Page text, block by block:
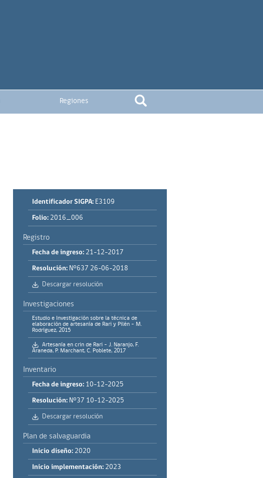
Regiones
Identificador SIGPA:E3109
Folio:2016_006
Registro
Fecha de ingreso:21-12-2017
Resolución:N°637 26-06-2018
Descargar resolución
Investigaciones
Estudio e Investigación sobre la técnica de
elaboración de artesanía de Rari y Pilén - M.
Rodríguez, 2015
Artesanía en crin de Rari - J. Naranjo, F.
Araneda, P. Marchant, C. Poblete, 2017
Inventario
Fecha de ingreso:10-12-2025
Resolución:N°37 10-12-2025
Descargar resolución
Plan de salvaguardia
Inicio diseño:2020
Inicio implementación:2023